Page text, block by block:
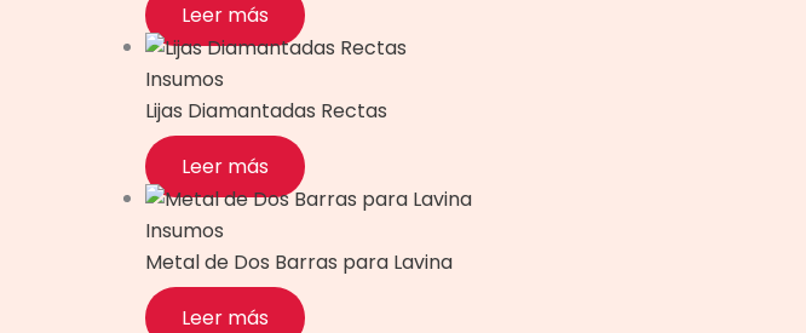
Leer más
Insumos
Lijas Diamantadas Rectas
Leer más
Insumos
Metal de Dos Barras para Lavina
Leer más